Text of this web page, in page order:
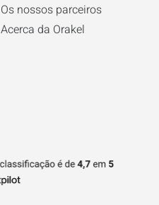
Os nossos parceiros
Acerca da Orakel